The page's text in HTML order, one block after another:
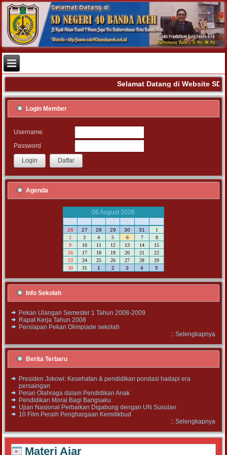
Selamat Datang di Website SD
Login Member
Username
:
Password
:
Agenda
06 August 2026
M
S S R K J S
26 27 28 29 30 31
1
2
3 4 5 6 7
8
9
10 11 12 13 14
15
16
17 18 19 20 21
22
23
24 25 26 27 28
29
30
31 1 2 3 4 5
Info Sekolah
Pekan Ulangan Semester 1 Tahun 2008-2009
Rapat Kerja Tahun 2008
Persiapan Pekan Olimpiade sekolah
:: Selengkapnya
Berita Terbaru
Presiden Jokowi: Kesehatan & pendidikan pondasi hadapi era
persaingan
Peran Olahraga dalam Pendidikan Anak
Pendidikan Moral Bagi Bangsaku
Ujian Nasional Perbaikan Digabung dengan UN Susulan
10 Film Peraih Penghargaan Kemdikbud
:: Selengkapnya
Materi Ajar